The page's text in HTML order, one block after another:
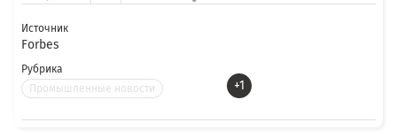
Источник
Forbes
Рубрика
Промышленные новости
+1